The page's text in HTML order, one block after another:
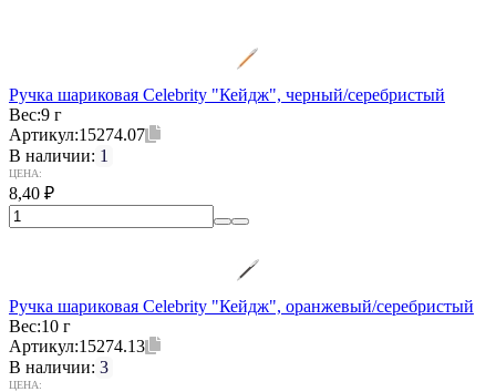
Ручка шариковая Celebrity "Кейдж", черный/серебристый
Вес:9 г
Артикул:15274.07
В наличии: 1
ЦЕНА:
8,40 ₽
Ручка шариковая Celebrity "Кейдж", оранжевый/серебристый
Вес:10 г
Артикул:15274.13
В наличии: 3
ЦЕНА: